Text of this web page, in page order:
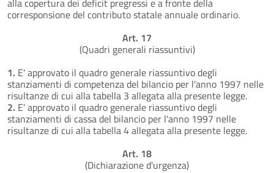
corresponsione del contributo statale annuale ordinario.
Art. 17
(Quadri generali riassuntivi)
1. E' approvato il quadro generale riassuntivo degli
stanziamenti di competenza del bilancio per l'anno 1997 nelle
risultanze di cui alla tabella 3 allegata alla presente legge.
2. E' approvato il quadro generale riassuntivo degli
stanziamenti di cassa del bilancio per l'anno 1997 nelle
risultanze di cui alla tabella 4 allegata alla presente legge.
Art. 18
(Dichiarazione d'urgenza)